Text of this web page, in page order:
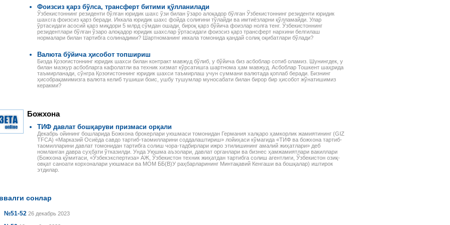
Фоизсиз қарз бўлса, трансферт битими қўлланилади
Ўзбекистоннинг резиденти бўлган юридик шахс ўзи билан ўзаро алоқадор бўлган Ўзбекистоннинг резиденти юридик
шахсга фоизсиз қарз беради. Иккала юридик шахс фойда солиғини тўлайди ва имтиёзларни қўлламайди. Улар
ўртасидаги асосий қарз миқдори 5 млрд сўмдан ошади, бироқ қарз бўйича фоизлар нолга тенг. Ўзбекистоннинг
резидентлари бўлган ўзаро алоқадор юридик шахслар ўртасидаги фоизсиз қарз трансферт нархини белгилаш
нормалари билан тартибга солинадими? Шартноманинг иккала томонида қандай солиқ оқибатлари бўлади?
Валюта бўйича ҳисобот топшириш
Бизда Қозоғистоннинг юридик шахси билан контракт мавжуд бўлиб, у бўйича биз асбоблар сотиб оламиз. Шунингдек, у
билан мазкур асбобларга кафолатли ва техник хизмат кўрсатишга шартнома ҳам мавжуд. Асбоблар Тошкент шаҳрида
таъмирланади, сўнгра Қозоғистоннинг юридик шахси таъмирлаш учун суммани валютада қоплаб беради. Бизнинг
ҳисобрақамимизга валюта келиб тушиши боис, ушбу тушумлар муносабати билан бирор бир ҳисобот жўнатишимиз
керакми?
Божхона
ТИФ давлат бошқаруви призмаси орқали
Декабрь ойининг бошларида Божхона брокерлари уюшмаси томонидан Германия халқаро ҳамкорлик жамиятининг (GIZ
TFCA) «Марказий Осиёда савдо тартиб-таомилларини соддалаштириш» лойиҳаси кўмагида «ТИФ ва божхона тартиб-
таомилларини давлат томонидан тартибга солиш чора-тадбирлари ижро этилишининг амалий жиҳатлари» деб
номланган давра суҳбати ўтказилди. Унда Уюшма аъзолари, давлат органлари ва бизнес ҳамжамиятлари вакиллари
(Божхона қўмитаси, «Ўзбекэкспертиза» АЖ, Ўзбекистон техник жиҳатдан тартибга солиш агентлиги, Ўзбекистон озиқ-
овқат саноати корхоналари уюшмаси ва МОМ ББ(В)У раҳбарларининг Минтақавий Кенгаши ва бошқалар) иштирок
этдилар.
сонлар
№51-52 26 декабрь 2023